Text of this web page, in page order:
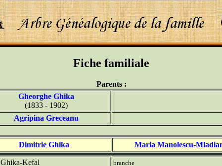
Fiche familiale
Parents :
Gheorghe Ghika
(1833 - 1902)
Agripina Greceanu
Dimitrie Ghika Maria Manolescu-
Ghika-Kefal
branche